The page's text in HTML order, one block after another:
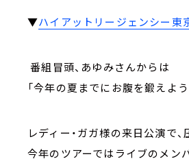
▼ハイアットリージェンシー東
番組冒頭、あゆみさんからは
「今年の夏までにお腹を鍛えよ
レディー・ガガ様の来日公演で
今年のツアーではライブのメン